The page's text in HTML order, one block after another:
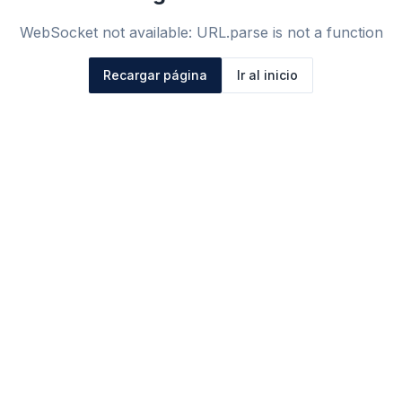
WebSocket not available: URL.parse is not a function
Recargar página Ir al inicio